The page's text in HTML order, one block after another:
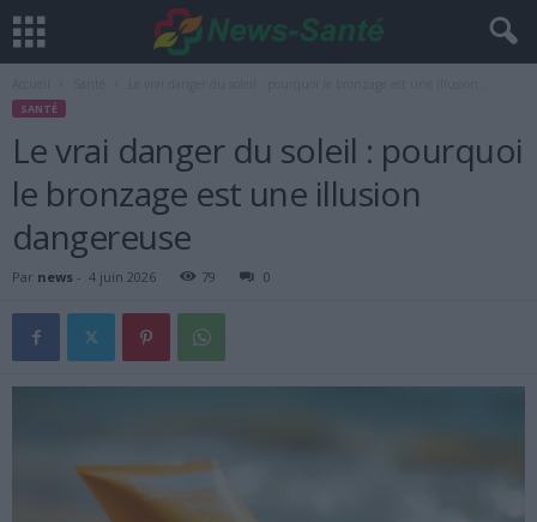
SANTÉ
Le vrai danger du soleil : pourquoi
le bronzage est une illusion
dangereuse
Par news - 4 juin 2026 79 0